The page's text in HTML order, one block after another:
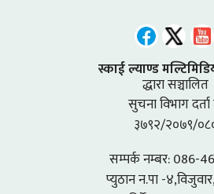
स्काई ल्याण्ड
द्धारा सञ्चालित
सुचना विभाग
३७९२/२०७९/
सम्पर्क नम्बर: 086-
प्युठान न.पा -